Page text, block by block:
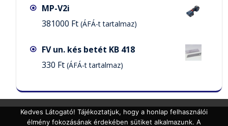
MP-V2i
381000 Ft (ÁFÁ-t tartalmaz)
FV un. kés betét KB 418
330 Ft (ÁFÁ-t tartalmaz)
Kedves Látogató! Tájékoztatjuk, hogy a honlap felhasználói
élmény fokozásának érdekében sütiket alkalmazunk. A